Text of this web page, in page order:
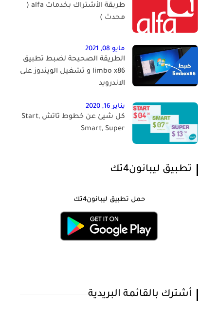
طريقة الأشتراك بخدمات alfa (
محدث )
مايو 08, 2021
الطريقة الصحيحة لضبط تطبيق
limbo x86 و تشغيل الويندوز على
الاندرويد
يناير 16, 2020
كل شيئ عن خطوط تاتش Start,
Smart, Super
تطبيق ليبانون4تك
حمل تطبيق ليبانون4تك
أشترك بالقائمة البريدية